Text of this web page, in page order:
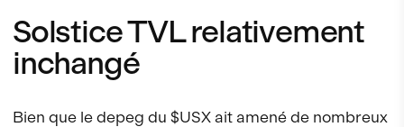
Solstice TVL relativement
inchangé
Bien que le depeg du $USX ait amené de nombreux